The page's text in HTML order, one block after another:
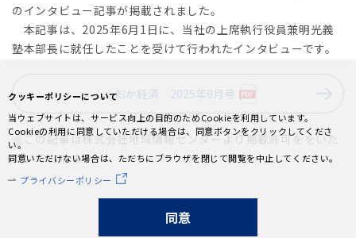
のインタビュー記事が掲載されました。
本記事は、2025年6月1日に、当社の上席執行役員兼明光義
塾本部長に就任したことを受けて行われたインタビューです。
ふくおか経済 2025年9月号
※この記事は株式会社地域情報センターより掲載許可ををいた
だいております
クッキーポリシーについて
当ウェブサイトは、サービス向上の目的のためCookieを利用しています。
Cookieの利用に同意していただける場合は、同意ボタンをクリックしてくださ
い。
同意いただけない場合は、ただちにブラウザを閉じて閲覧を中止してください。
プライバシーポリシー
同意